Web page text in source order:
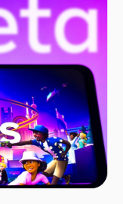
게임 개발자에게
개발사 일렉트로닉
는 “우리는 메타버스에
같이 대안적인 현실을
”고 말했다. 보이스는
고품질 경험을 만들어
시작해야 한다”고
싶어하는 매력적인
와 디지털 자산도
경험을 제공할 수 있는지
기업들은 게임 시장에
소프트는 지난 3월